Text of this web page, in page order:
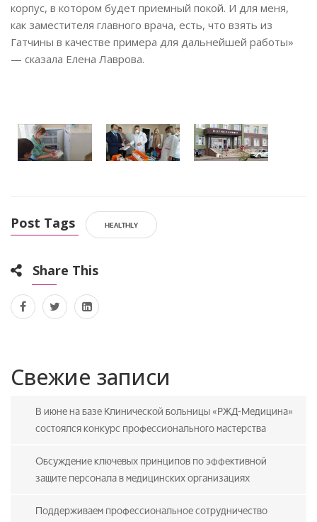
корпус, в котором будет приемный покой. И для меня,
как заместителя главного врача, есть, что взять из
Гатчины в качестве примера для дальнейшей работы»
— сказала Елена Лаврова.
Post Tags HEALTHLY
Share This
Свежие записи
В июне на базе Клинической больницы «РЖД-Медицина»
состоялся конкурс профессионального мастерства
Обсуждение ключевых принципов по эффективной
защите персонала в медицинских организациях
Поддерживаем профессиональное сотрудничество